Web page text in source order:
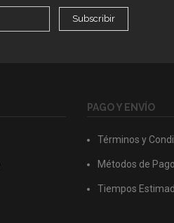
Subscribir
PAGO Y ENVÍO
Términos y
Métodos de Pago
Tiempos